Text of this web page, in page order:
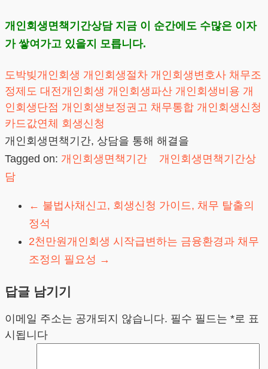
개인회생면책기간상담 지금 이 순간에도 수많은 이자
가 쌓여가고 있을지 모릅니다.
도박빚개인회생 개인회생절차 개인회생변호사 채무조
정제도 대전개인회생 개인회생파산 개인회생비용 개
인회생단점 개인회생보정권고 채무통합 개인회생신청
카드값연체 회생신청
개인회생면책기간, 상담을 통해 해결을
Tagged on: 개인회생면책기간
개인회생면책기간상
담
← 불법사채신고, 회생신청 가이드, 채무 탈출의
정석
2천만원개인회생 시작급변하는 금융환경과 채무
조정의 필요성 →
답글 남기기
이메일 주소는 공개되지 않습니다. 필수 필드는 *로 표
시됩니다